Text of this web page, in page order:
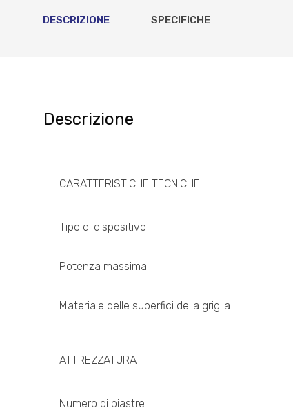
DESCRIZIONE SPECIFICHE
Descrizione
CARATTERISTICHE TECNICHE
Tipo di dispositivo
Potenza massima
Materiale delle superfici della griglia
ATTREZZATURA
Numero di piastre